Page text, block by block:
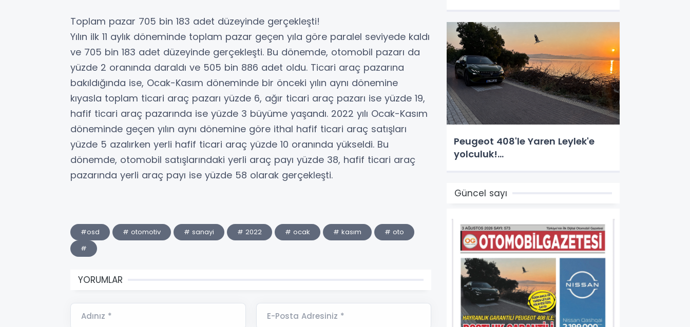
Toplam pazar 705 bin 183 adet düzeyinde gerçekleşti!
Yılın ilk 11 aylık döneminde toplam pazar geçen yıla göre paralel seviyede kaldı
ve 705 bin 183 adet düzeyinde gerçekleşti. Bu dönemde, otomobil pazarı da
yüzde 2 oranında daraldı ve 505 bin 886 adet oldu. Ticari araç pazarına
bakıldığında ise, Ocak-Kasım döneminde bir önceki yılın aynı dönemine
kıyasla toplam ticari araç pazarı yüzde 6, ağır ticari araç pazarı ise yüzde 19,
hafif ticari araç pazarında ise yüzde 3 büyüme yaşandı. 2022 yılı Ocak-Kasım
döneminde geçen yılın aynı dönemine göre ithal hafif ticari araç satışları
yüzde 5 azalırken yerli hafif ticari araç yüzde 10 oranında yükseldi. Bu
dönemde, otomobil satışlarındaki yerli araç payı yüzde 38, hafif ticari araç
pazarında yerli araç payı ise yüzde 58 olarak gerçekleşti.
#osd # otomotiv # sanayi # 2022 # ocak # kasım
# oto
#
YORUMLAR
Adınız * E-Posta Adresiniz *
Peugeot 408'le Yaren Leylek'e
yolculuk!...
Güncel sayı